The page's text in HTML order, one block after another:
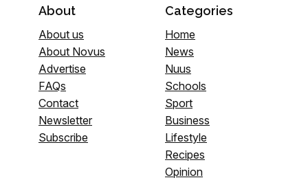
About
About us
About Novus
Advertise
FAQs
Contact
Newsletter
Subscribe
Categories
Home
News
Nuus
Schools
Sport
Business
Lifestyle
Recipes
Opinion